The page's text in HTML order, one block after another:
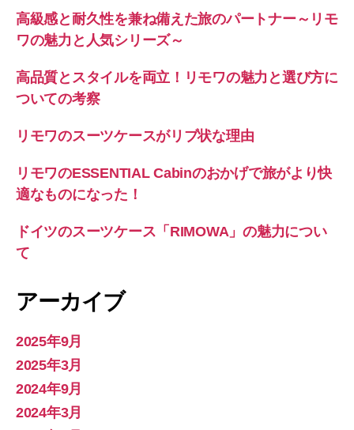
高級感と耐久性を兼ね備えた旅のパートナー～リモ
ワの魅力と人気シリーズ～
高品質とスタイルを両立！リモワの魅力と選び方に
ついての考察
リモワのスーツケースがリブ状な理由
リモワのESSENTIAL Cabinのおかげで旅がより快
適なものになった！
ドイツのスーツケース「RIMOWA」の魅力につい
て
アーカイブ
2025年9月
2025年3月
2024年9月
2024年3月